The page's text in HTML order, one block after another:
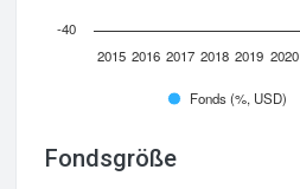
Fonds (%, USD)
2015 2016 2017 2018 2019 2020
-40
Fondsgröße